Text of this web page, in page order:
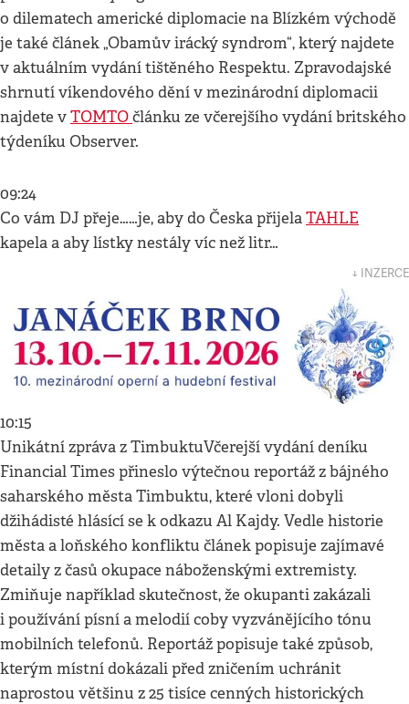
o dilematech americké diplomacie na Blízkém východě
je také článek „Obamův irácký syndrom“, který najdete
v aktuálním vydání tištěného Respektu. Zpravodajské
shrnutí víkendového dění v mezinárodní diplomacii
najdete vTOMTOčlánku ze včerejšího vydání britského
týdeníku Observer.
09:24
Co vám DJ přeje……je, aby do Česka přijelaTAHLE
kapela a aby lístky nestály víc než litr…
↓ INZERCE
10:15
Unikátní zpráva z TimbuktuVčerejší vydání deníku
Financial Times přineslo výtečnou reportáž z bájného
saharského města Timbuktu, které vloni dobyli
džihádisté hlásící se k odkazu Al Kajdy. Vedle historie
města a loňského konfliktu článek popisuje zajímavé
detaily z časů okupace náboženskými extremisty.
Zmiňuje například skutečnost, že okupanti zakázali
i používání písní a melodií coby vyzvánějícího tónu
mobilních telefonů. Reportáž popisuje také způsob,
kterým místní dokázali před zničením uchránit
naprostou většinu z 25 tisíce cenných historických